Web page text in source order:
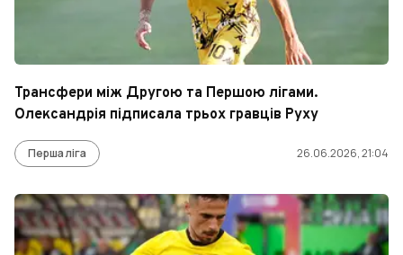
Трансфери між Другою та Першою лігами.
Олександрія підписала трьох гравців Руху
Перша ліга 26.06.2026, 21:04